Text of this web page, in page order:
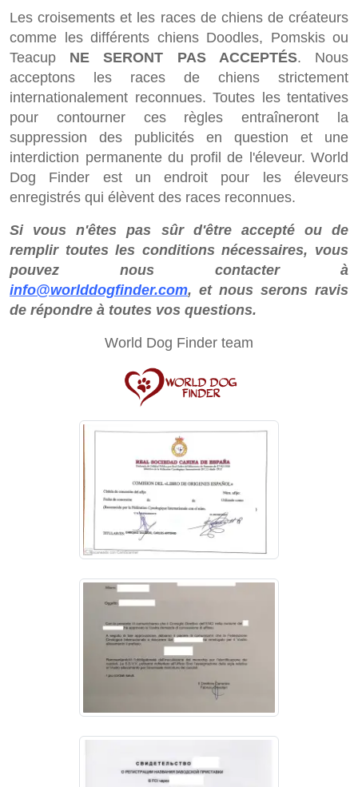
Les croisements et les races de chiens de créateurs
comme les différents chiens Doodles, Pomskis ou
Teacup NE SERONT PAS ACCEPTÉS. Nous
acceptons les races de chiens strictement
internationalement reconnues. Toutes les tentatives
pour contourner ces règles entraîneront la
suppression des publicités en question et une
interdiction permanente du profil de l'éleveur. World
Dog Finder est un endroit pour les éleveurs
enregistrés qui élèvent des races reconnues.
Si vous n'êtes pas sûr d'être accepté ou de
remplir toutes les conditions nécessaires, vous
pouvez nous contacter à
info@worlddogfinder.com, et nous serons ravis
de répondre à toutes vos questions.
World Dog Finder team